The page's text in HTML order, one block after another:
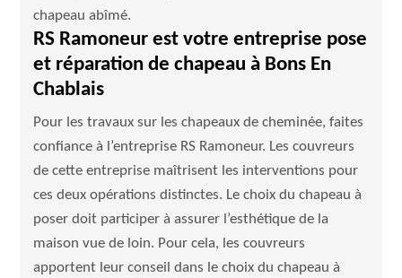
chapeau abîmé.
RS Ramoneur est votre entreprise pose
et réparation de chapeau à Bons En
Chablais
Pour les travaux sur les chapeaux de cheminée, faites
confiance à l’entreprise RS Ramoneur. Les couvreurs
de cette entreprise maîtrisent les interventions pour
ces deux opérations distinctes. Le choix du chapeau à
poser doit participer à assurer l’esthétique de la
maison vue de loin. Pour cela, les couvreurs
apportent leur conseil dans le choix du chapeau à